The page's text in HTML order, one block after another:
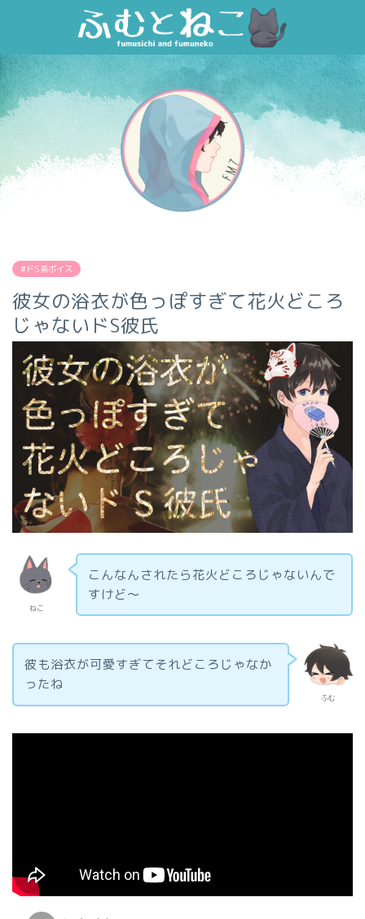
#ドS系ボイス
彼女の浴衣が色っぽすぎて花火どころ
じゃないドS彼氏
ねこ
こんなんされたら花火どころじゃないんで
すけど～
ふむ
彼も浴衣が可愛すぎてそれどころじゃなか
ったね